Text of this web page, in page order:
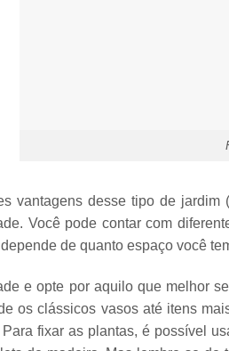
vantagens desse tipo de
Você pode contar com
de quanto espaço você
e opte por aquilo que melhor
os clássicos vasosaté itens
Para fixar as plantas, é possível